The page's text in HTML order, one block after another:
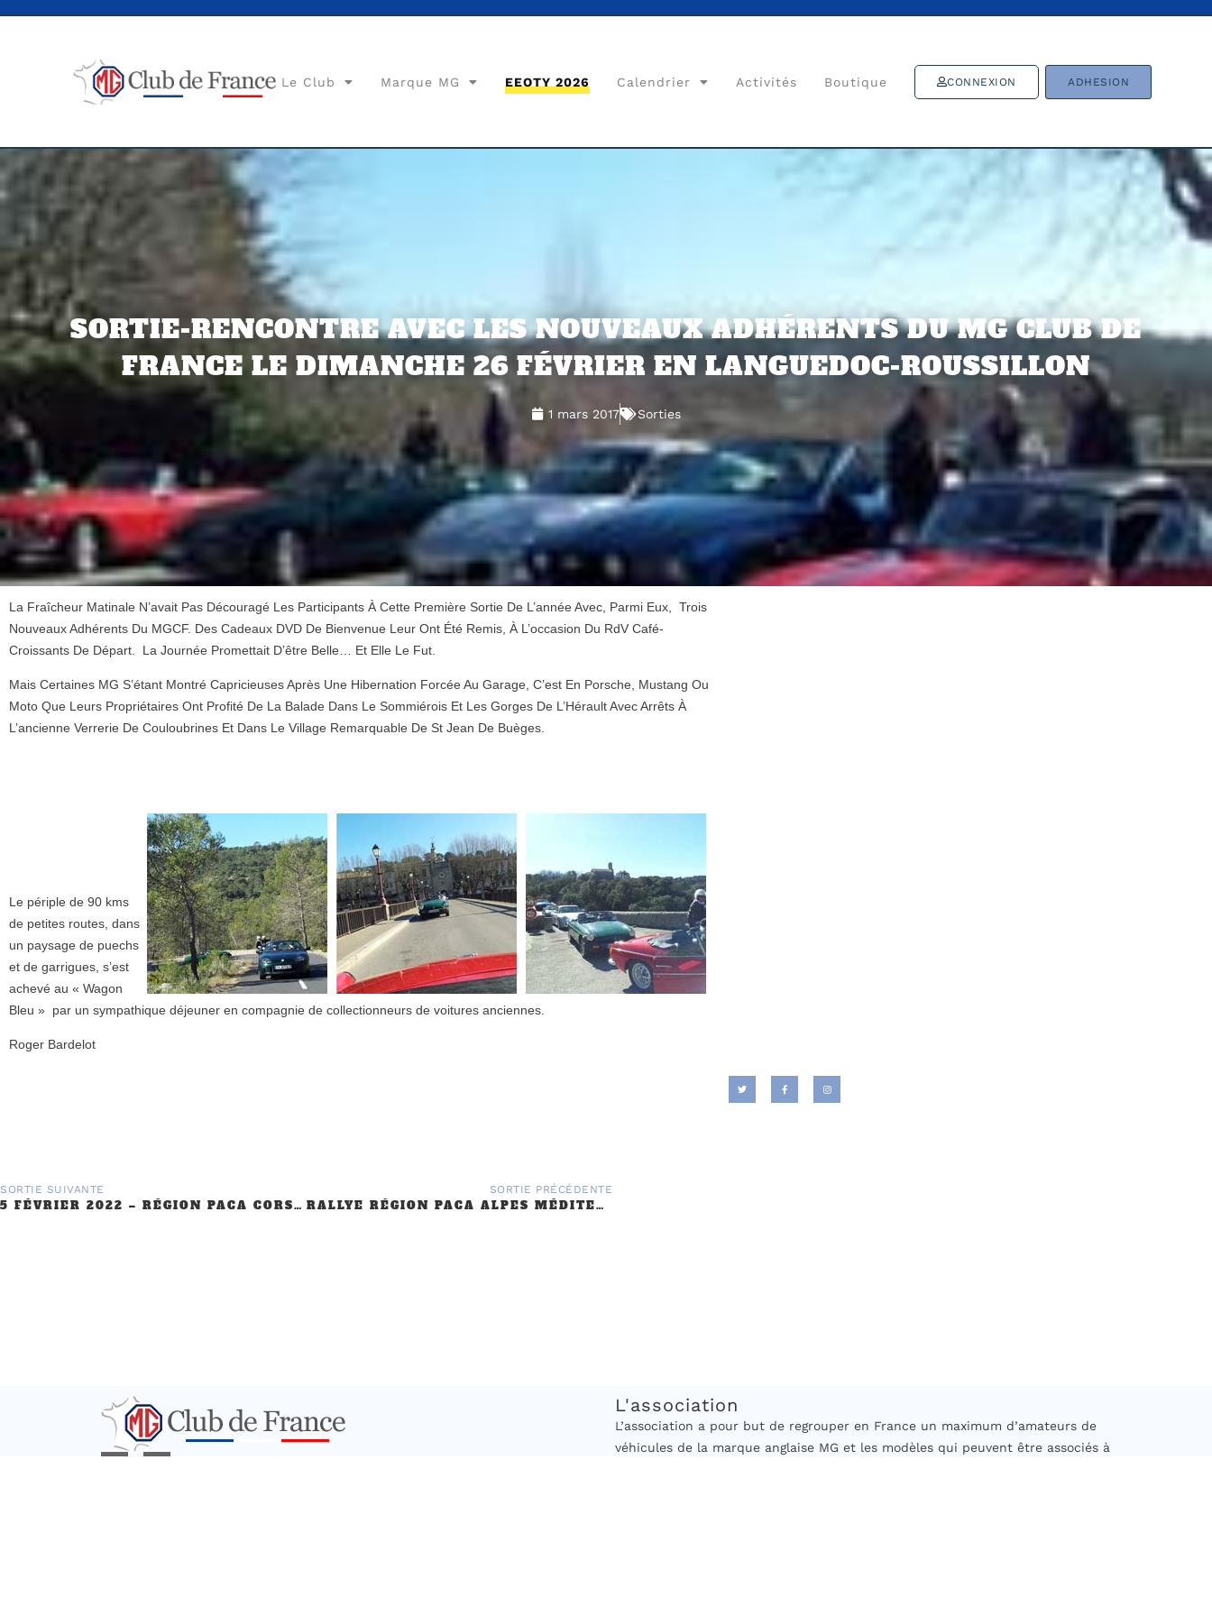
Le Club Marque MG EEOTY 2026 Calendrier Activités Boutique CONNEXION ADHESION
SORTIE-RENCONTRE AVEC LES NOUVEAUX ADHÉRENTS DU MG CLUB DE
FRANCE LE DIMANCHE 26 FÉVRIER EN LANGUEDOC-ROUSSILLON
1 mars 2017 Sorties
La Fraîcheur Matinale N’avait Pas Découragé Les Participants À Cette Première Sortie De L’année Avec, Parmi Eux, Trois
Nouveaux Adhérents Du MGCF. Des Cadeaux DVD De Bienvenue Leur Ont Été Remis, À L’occasion Du RdV Café-
Croissants De Départ. La Journée Promettait D’être Belle… Et Elle Le Fut.
Mais Certaines MG S’étant Montré Capricieuses Après Une Hibernation Forcée Au Garage, C’est En Porsche, Mustang Ou
Moto Que Leurs Propriétaires Ont Profité De La Balade Dans Le Sommiérois Et Les Gorges De L’Hérault Avec Arrêts À
L’ancienne Verrerie De Couloubrines Et Dans Le Village Remarquable De St Jean De Buèges.
Le périple de 90 kms
de petites routes, dans
un paysage de puechs
et de garrigues, s’est
achevé au « Wagon
Bleu » par un sympathique déjeuner en compagnie de collectionneurs de voitures anciennes.
Roger Bardelot
SORTIE SUIVANTE
5 FÉVRIER 2022 – RÉGION PACA CORSE : « ESCAPADE DANS LES ALPILLES »
SORTIE PRÉCÉDENTE
RALLYE RÉGION PACA ALPES MÉDITERRANÉE « ROUTE DU MIMOSA » DU 26 AU 27 FÉVRIER
L'association
L’association a pour but de regrouper en France un maximum d’amateurs de
véhicules de la marque anglaise MG et les modèles qui peuvent être associés à